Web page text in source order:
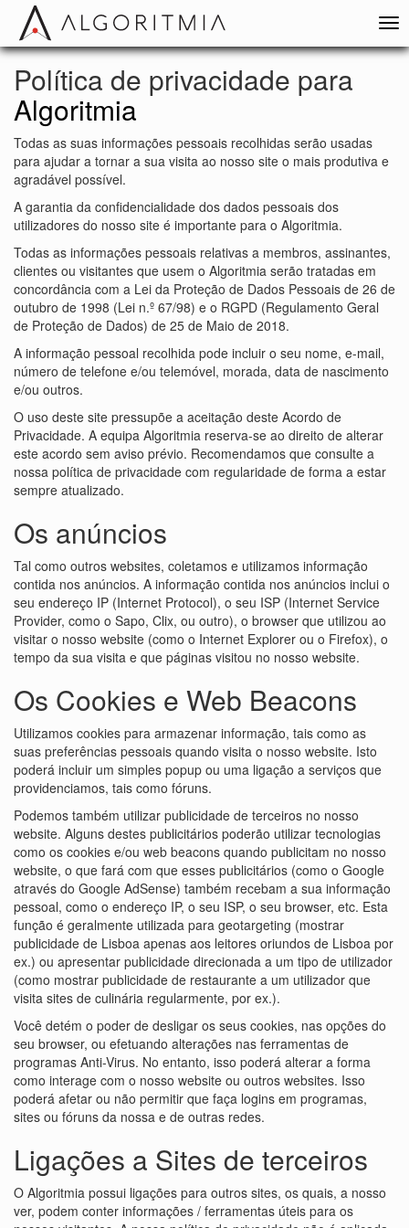
Política de privacidade para
Algoritmia
Todas as suas informações pessoais recolhidas serão usadas
para ajudar a tornar a sua visita ao nosso site o mais produtiva e
agradável possível.
A garantia da confidencialidade dos dados pessoais dos
utilizadores do nosso site é importante para o Algoritmia.
Todas as informações pessoais relativas a membros, assinantes,
clientes ou visitantes que usem o Algoritmia serão tratadas em
concordância com a Lei da Proteção de Dados Pessoais de 26 de
outubro de 1998 (Lei n.º 67/98) e o RGPD (Regulamento Geral
de Proteção de Dados) de 25 de Maio de 2018.
A informação pessoal recolhida pode incluir o seu nome, e-mail,
número de telefone e/ou telemóvel, morada, data de nascimento
e/ou outros.
O uso deste site pressupõe a aceitação deste Acordo de
Privacidade. A equipa Algoritmia reserva-se ao direito de alterar
este acordo sem aviso prévio. Recomendamos que consulte a
nossa política de privacidade com regularidade de forma a estar
sempre atualizado.
Os anúncios
Tal como outros websites, coletamos e utilizamos informação
contida nos anúncios. A informação contida nos anúncios inclui o
seu endereço IP (Internet Protocol), o seu ISP (Internet Service
Provider, como o Sapo, Clix, ou outro), o browser que utilizou ao
visitar o nosso website (como o Internet Explorer ou o Firefox), o
tempo da sua visita e que páginas visitou no nosso website.
Os Cookies e Web Beacons
Utilizamos cookies para armazenar informação, tais como as
suas preferências pessoais quando visita o nosso website. Isto
poderá incluir um simples popup ou uma ligação a serviços que
providenciamos, tais como fóruns.
Podemos também utilizar publicidade de terceiros no nosso
website. Alguns destes publicitários poderão utilizar tecnologias
como os cookies e/ou web beacons quando publicitam no nosso
website, o que fará com que esses publicitários (como o Google
através do Google AdSense) também recebam a sua informação
pessoal, como o endereço IP, o seu ISP, o seu browser, etc. Esta
função é geralmente utilizada para geotargeting (mostrar
publicidade de Lisboa apenas aos leitores oriundos de Lisboa por
ex.) ou apresentar publicidade direcionada a um tipo de utilizador
(como mostrar publicidade de restaurante a um utilizador que
visita sites de culinária regularmente, por ex.).
Você detém o poder de desligar os seus cookies, nas opções do
seu browser, ou efetuando alterações nas ferramentas de
programas Anti-Virus. No entanto, isso poderá alterar a forma
como interage com o nosso website ou outros websites. Isso
poderá afetar ou não permitir que faça logins em programas,
sites ou fóruns da nossa e de outras redes.
Ligações a Sites de terceiros
O Algoritmia possui ligações para outros sites, os quais, a nosso
ver, podem conter informações / ferramentas úteis para os